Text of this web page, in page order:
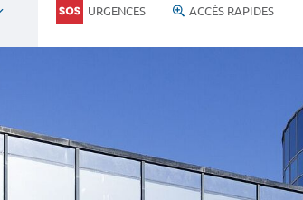
URGENCES ACCÈS RAPIDES